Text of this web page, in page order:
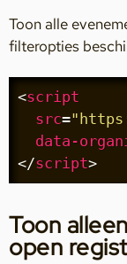
Toon alle
filteropties
<script
src=
data-
</script>
Toon
open